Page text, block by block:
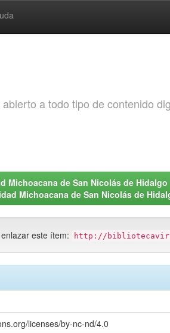
a todo tipo de contenido
Michoacana de San Nicolás de Hidalgo
Michoacana de San Nicolás de
este ítem: http://
licenses/by-nc-nd/4.0